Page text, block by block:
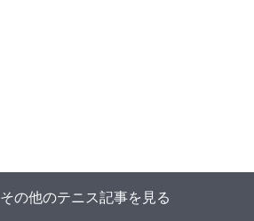
その他のテニス記事を見る